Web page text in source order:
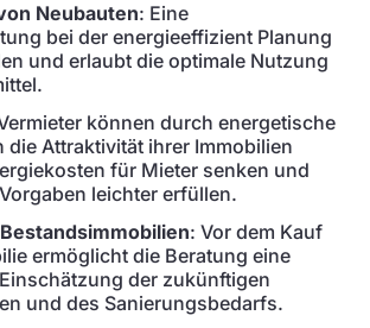
Neubauten: Eine
bei der energieeffizient Planung
und erlaubt die optimale Nutzung
können durch energetische
die Attraktivität ihrer Immobilien
für Mieter senken und
leichter erfüllen.
: Vor dem Kauf
ermöglicht die Beratung eine
der zukünftigen
und des Sanierungsbedarfs.